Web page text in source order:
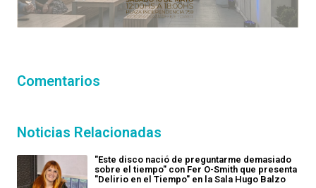
Comentarios
Noticias Relacionadas
"Este disco nació de preguntarme demasiado
sobre el tiempo" con Fer O-Smith que presenta
"Delirio en el Tiempo" en la Sala Hugo Balzo